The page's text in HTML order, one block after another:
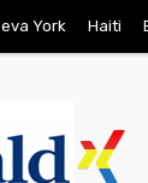
York Haiti